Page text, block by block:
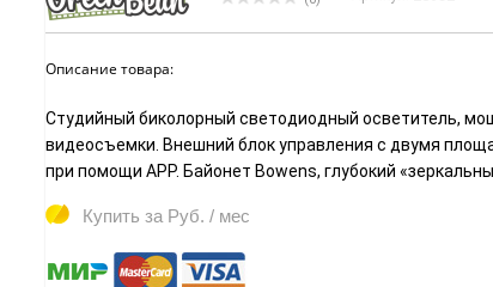
Описание товара:
Студийный биколорный светодиодный осветитель,
видеосъемки. Внешний блок управления с двумя
при помощи APP. Байонет Bowens, глубокий
Купить за Руб. / мес